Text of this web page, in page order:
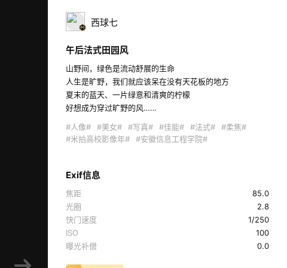
西球七
午后法式田园风
山野间，绿色是流动舒展的生命
人生是旷野，我们就应该呆在没有天花板的地方
夏末的蓝天、一片绿意和清爽的柠檬
好想成为穿过旷野的风……
#人像#
#美女# #写真# #佳能# #法式#
#柔焦#
#米拍高校影像年#
#安徽信息工程学院#
Exif信息
焦距
85.0
光圈
2.8
快门速度
1/250
ISO
100
曝光补偿
0.0